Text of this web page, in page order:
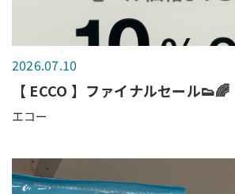
2026.07.10
【 ECCO 】ファイナルセール👟🌈
エコー